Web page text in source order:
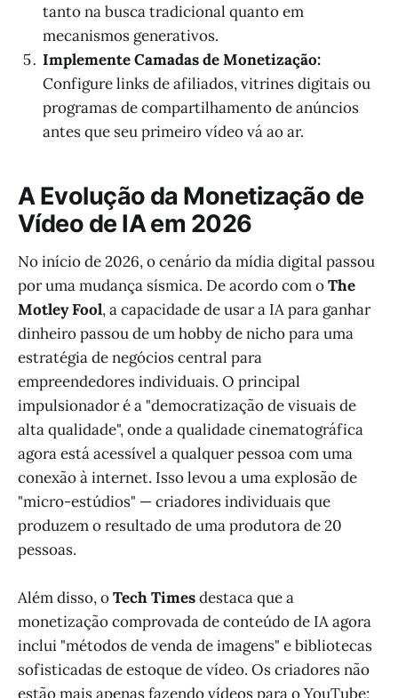
tanto na busca tradicional quanto em
mecanismos generativos.
Implemente Camadas de Monetização:
Configure links de afiliados, vitrines digitais ou
programas de compartilhamento de anúncios
antes que seu primeiro vídeo vá ao ar.
A Evolução da Monetização de
Vídeo de IA em 2026
No início de 2026, o cenário da mídia digital passou
por uma mudança sísmica. De acordo com oThe
Motley Fool, a capacidade de usar a IA para ganhar
dinheiro passou de um hobby de nicho para uma
estratégia de negócios central para
empreendedores individuais. O principal
impulsionador é a "democratização de visuais de
alta qualidade", onde a qualidade cinematográfica
agora está acessível a qualquer pessoa com uma
conexão à internet. Isso levou a uma explosão de
"micro-estúdios" — criadores individuais que
produzem o resultado de uma produtora de 20
pessoas.
Além disso, oTech Timesdestaca que a
monetização comprovada de conteúdo de IA agora
inclui "métodos de venda de imagens" e bibliotecas
sofisticadas de estoque de vídeo. Os criadores não
estão mais apenas fazendo vídeos para o YouTube;